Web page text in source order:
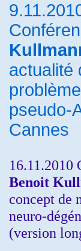
actualité
pseudo-
Cannes
16.11.2010
Benoit
concept de
neuro-
(version